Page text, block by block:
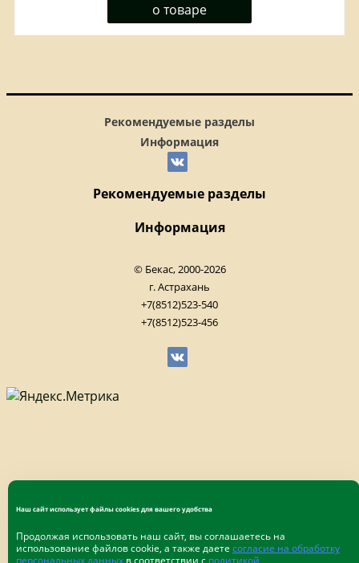
о товаре
Рекомендуемые разделы
Информация
Рекомендуемые разделы
Информация
© Бекас, 2000-2026
г. Астрахань
+7(8512)523-540
+7(8512)523-456
Наш сайт использует файлы cookies для вашего удобства
Продолжая использовать наш сайт, вы соглашаетесь на
использование файлов cookie, а также даете согласие на обработку
персональных данных в соответствии с политикой